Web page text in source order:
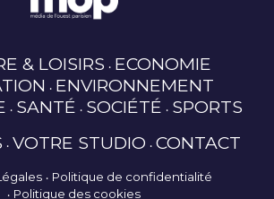
& LOISIRS ECONOMIE
ENVIRONNEMENT
SANTÉ SOCIÉTÉ SPORTS
VOTRE STUDIO CONTACT
Politique de confidentialité
Politique des cookies